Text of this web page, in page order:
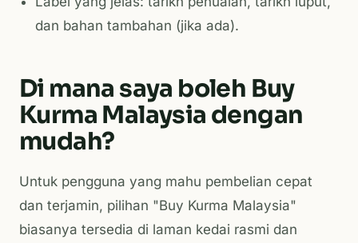
dan bahan tambahan (jika ada).
Di mana saya boleh Buy
Kurma Malaysia dengan
mudah?
Untuk pengguna yang mahu pembelian cepat
dan terjamin, pilihan "Buy Kurma Malaysia"
biasanya tersedia di laman kedai rasmi dan